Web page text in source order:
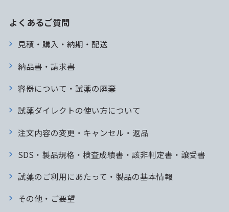
よくあるご質問
見積・購入・納期・配送
納品書・請求書
容器について・試薬の廃棄
試薬ダイレクトの使い方について
注文内容の変更・キャンセル・返品
SDS・製品規格・検査成績書・該非判定書・譲受書
試薬のご利用にあたって・製品の基本情報
その他・ご要望